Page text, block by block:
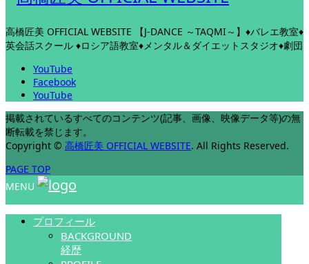
高橋匠美 OFFICIAL WEBSITE 【J-DANCE ～TAQMI～】♦バレエ教室♦
英会話スクール ♦ロシア語教室♦メンタル＆ダイエットスタジオ♦劇団
YouTube
Facebook
YouTube
掲載されているすべてのコンテンツ(記事、画像、映像データ等)の無
断転載を禁じます。
Copyright © 高橋匠美 OFFICIAL WEBSITE. All Rights Reserved.
PAGE TOP
MENU
プロフィール
BACKGROUND
経歴